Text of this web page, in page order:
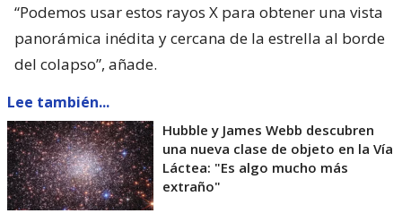
“Podemos usar estos rayos X para obtener una vista
panorámica inédita y cercana de la estrella al borde
del colapso”, añade.
Lee también...
Hubble y James Webb descubren
una nueva clase de objeto en la Vía
Láctea: "Es algo mucho más
extraño"